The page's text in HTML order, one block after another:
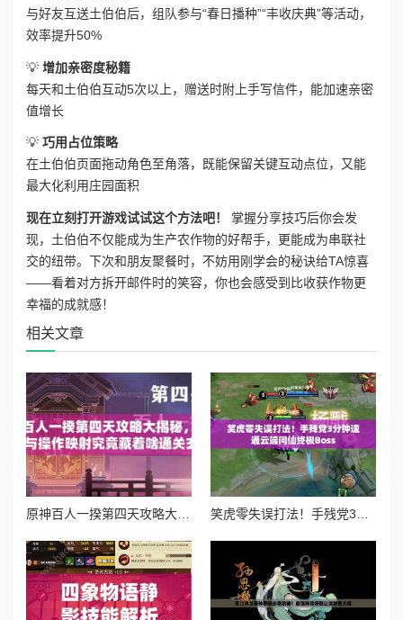
与好友互送土伯伯后，组队参与“春日播种”“丰收庆典”等活动，
效率提升50%
💡 增加亲密度秘籍
每天和土伯伯互动5次以上，赠送时附上手写信件，能加速亲密
值增长
💡 巧用占位策略
在土伯伯页面拖动角色至角落，既能保留关键互动点位，又能
最大化利用庄园面积
现在立刻打开游戏试试这个方法吧！
掌握分享技巧后你会发
现，土伯伯不仅能成为生产农作物的好帮手，更能成为串联社
交的纽带。下次和朋友聚餐时，不妨用刚学会的秘诀给TA惊喜
——看着对方拆开邮件时的笑容，你也会感受到比收获作物更
幸福的成就感！
相关文章